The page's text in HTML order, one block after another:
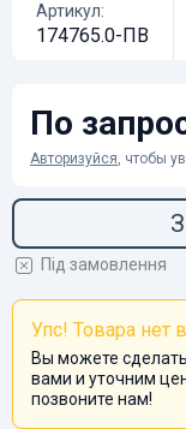
Артикул:
174765.0-ПВ
По
Авторизуйся, чтобы
Під замовлення
Упс! Товара нет
Вы можете
вами и уточним
позвоните нам!